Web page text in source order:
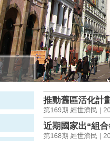
推動舊區活化計
第169期 經世濟民 |
近期國家出“組
第168期 經世濟民 |